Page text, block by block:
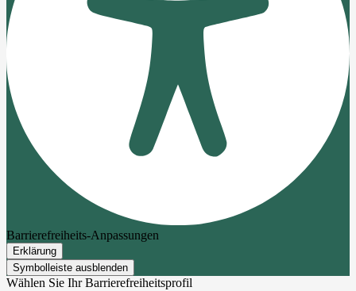
Barrierefreiheits-Anpassungen
Erklärung
Symbolleiste ausblenden
Wählen Sie Ihr Barrierefreiheitsprofil